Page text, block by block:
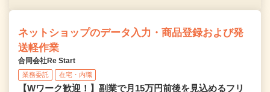
ネットショップのデータ入力・商品登録および発
送軽作業
合同会社Re Start
業務委託 在宅・内職
【Wワーク歓迎！】副業で月15万円前後を見込めるフリ